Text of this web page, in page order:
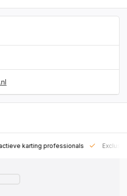
karting professionals